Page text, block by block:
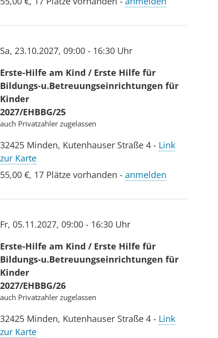
Sa, 23.10.2027, 09:00 - 16:30 Uhr
Erste-Hilfe am Kind / Erste Hilfe für
Bildungs-u.Betreuungseinrichtungen für
Kinder
2027/EHBBG/25
auch Privatzahler zugelassen
32425 Minden, Kutenhauser Straße 4 - Link
zur Karte
55,00 €, 17 Plätze vorhanden - anmelden
Fr, 05.11.2027, 09:00 - 16:30 Uhr
Erste-Hilfe am Kind / Erste Hilfe für
Bildungs-u.Betreuungseinrichtungen für
Kinder
2027/EHBBG/26
auch Privatzahler zugelassen
32425 Minden, Kutenhauser Straße 4 - Link
zur Karte